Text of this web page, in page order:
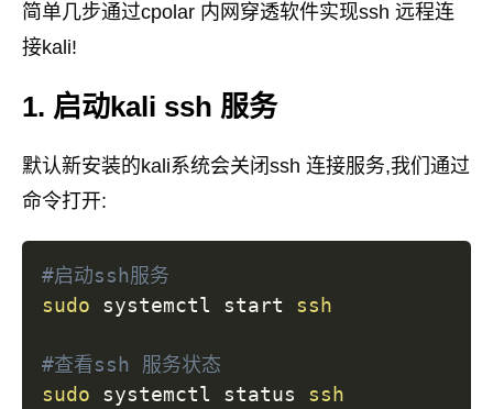
简单几步通过cpolar 内网穿透软件实现ssh 远程连
接kali!
1. 启动kali ssh 服务
默认新安装的kali系统会关闭ssh 连接服务,我们通过
命令打开:
#启动ssh服务
sudo systemctl start ssh
#查看ssh 服务状态
sudo systemctl status ssh